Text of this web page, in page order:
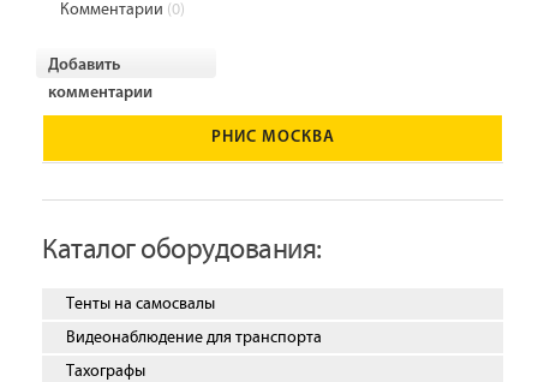
Комментарии (0)
Добавить
комментарии
РНИС МОСКВА
Каталог оборудования:
Тенты на самосвалы
Видеонаблюдение для транспорта
Тахографы